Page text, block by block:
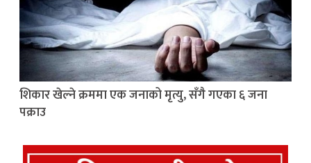
शिकार खेल्ने क्रममा एक जनाको मृत्यु, सँगै गएका ६ जना
पक्राउ